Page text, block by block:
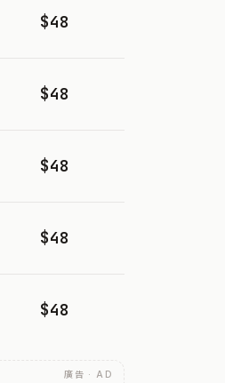
$48
$48
$48
$48
$48
廣告 · AD